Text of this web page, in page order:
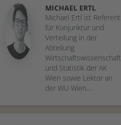
MICHAEL ERTL
Michael Ertl ist Referent
für Konjunktur und
Verteilung in der
Abteilung
Wirtschaftswissenschaft
und Statistik der AK
Wien sowie Lektor an
der WU Wien...